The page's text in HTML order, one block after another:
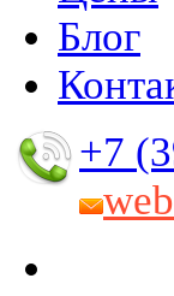
Блог
+7